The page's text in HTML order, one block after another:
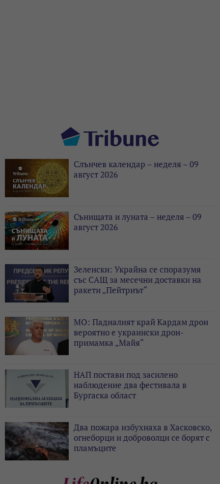
Слънчев календар – неделя – 09
август 2026
Сънищата и луната – неделя – 09
август 2026
Зеленски: Украйна се споразумя
със САЩ за месечни доставки на
ракети „Пейтриът“
МО: Падналият край Кардам дрон
вероятно е украински дрон-
примамка „Майя“
НАП постави под засилено
наблюдение два фестивала в
Бургаска област
Два пожара избухнаха в Хасковско,
огнеборци и доброволци се борят с
пламъците